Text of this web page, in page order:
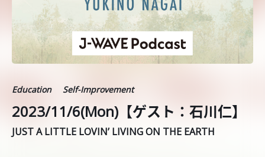
Education Self-Improvement
2023/11/6(Mon)【ゲスト：石川仁】
JUST A LITTLE LOVIN’ LIVING ON THE EARTH